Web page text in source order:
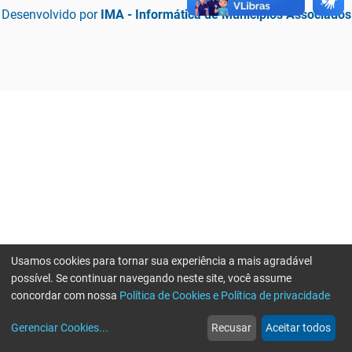
Desenvolvido por IMA - Informática de Municípios Associados
web
Notícias
more_horiz
Mais
Usamos cookies para tornar sua experiência a mais agradável
possível. Se continuar navegando neste site, você assume
concordar com nossa Política de Cookies e Política de privacidade
Gerenciar Cookies... Recusar Aceitar todos
Erro ao enviar informações, por favor tente novamente